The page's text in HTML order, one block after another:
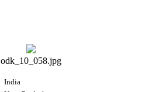
odk_10_058.jpg
India